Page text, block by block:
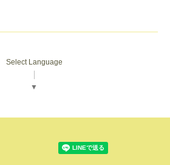
Select Language
▼